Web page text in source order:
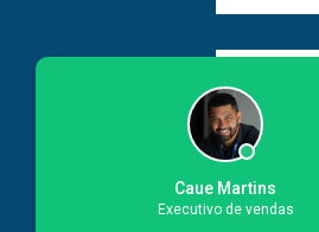
Caue Martins
Executivo de vendas